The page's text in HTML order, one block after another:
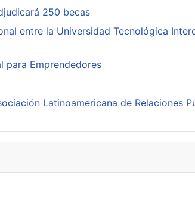
250 becas
entre la Universidad Tecnológica
para Emprendedores
Latinoamericana de Relaciones